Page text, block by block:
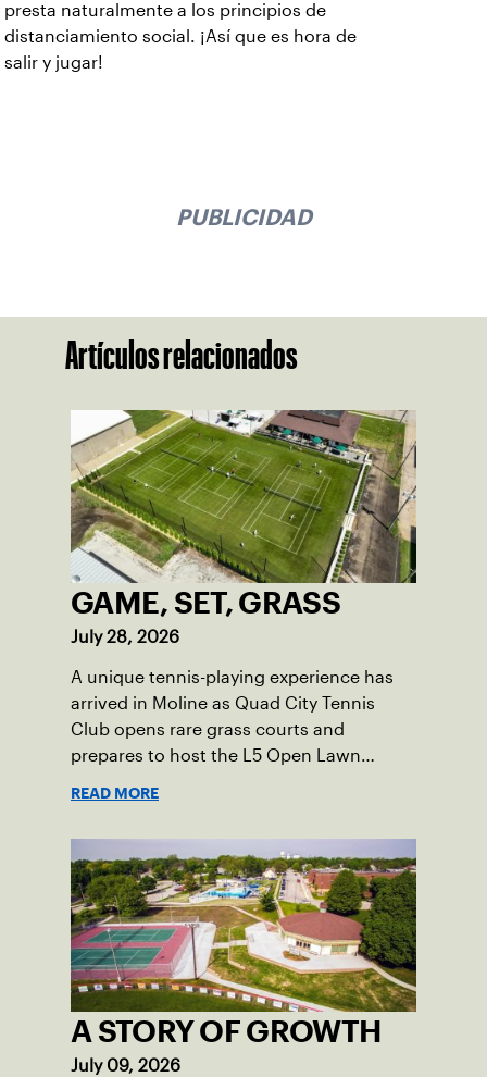
presta naturalmente a los principios de
distanciamiento social. ¡Así que es hora de
salir y jugar!
PUBLICIDAD
Artículos relacionados
GAME, SET, GRASS
July 28, 2026
A unique tennis-playing experience has
arrived in Moline as Quad City Tennis
Club opens rare grass courts and
prepares to host the L5 Open Lawn
READ MORE
A STORY OF GROWTH
July 09, 2026